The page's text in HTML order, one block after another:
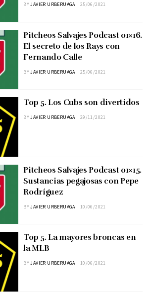
BYJAVIER URBERUAGA 25/06/2021
Pitcheos Salvajes Podcast 01×16.
El secreto de los Rays con
Fernando Calle
BYJAVIER URBERUAGA 25/06/2021
Top 5. Los Cubs son divertidos
BYJAVIER URBERUAGA 29/11/2021
Pitcheos Salvajes Podcast 01×15.
Sustancias pegajosas con Pepe
Rodríguez
BYJAVIER URBERUAGA 10/06/2021
Top 5. La mayores broncas en
la MLB
BYJAVIER URBERUAGA 10/06/2021